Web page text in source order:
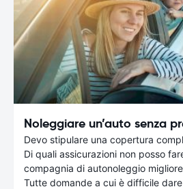
Noleggiare un’auto senza
Devo stipulare una copertura
Di quali assicurazioni non posso
compagnia di autonoleggio
Tutte domande a cui è difficile